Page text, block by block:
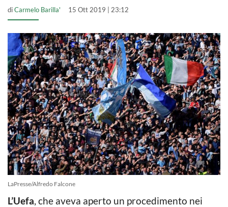
diCarmelo Barilla' 15 Ott 2019 | 23:12
LaPresse/Alfredo Falcone
L’Uefa, che aveva aperto un procedimento nei